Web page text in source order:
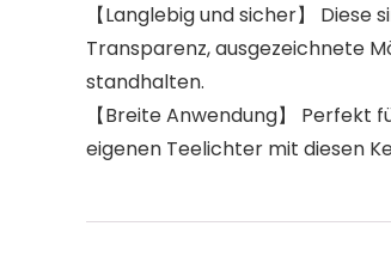
【Langlebig und sicher】
Transparenz, ausgezeichnete
standhalten.
【Breite Anwendung】
eigenen Teelichter mit diesen